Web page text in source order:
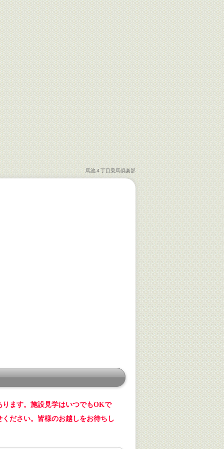
馬池４丁目乗馬倶楽部
ます。施設見学はいつでもOKで
ださい。皆様のお越しをお待ちし